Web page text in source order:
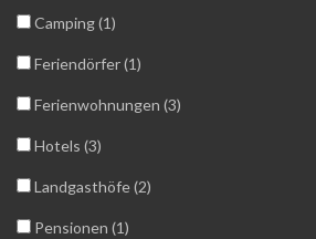
Camping (1)
Feriendörfer (1)
Ferienwohnungen (3)
Hotels (3)
Landgasthöfe (2)
Pensionen (1)